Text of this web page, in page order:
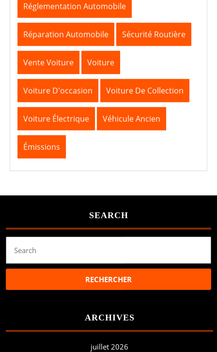
Réglementation Automobile
Réparation Automobile Sécurité Routière
Vente Voiture Voiture
Voiture D'occasion Voiture De Collection
Voiture Électrique Véhicule Ancien
Émissions
SEARCH
for:
ARCHIVES
juillet 2026